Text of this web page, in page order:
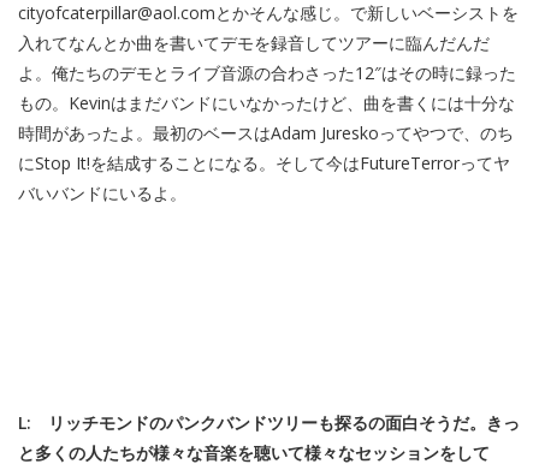
cityofcaterpillar@aol.comとかそんな感じ。で新しいベーシストを
入れてなんとか曲を書いてデモを録音してツアーに臨んだんだ
よ。俺たちのデモとライブ音源の合わさった12″はその時に録った
もの。Kevinはまだバンドにいなかったけど、曲を書くには十分な
時間があったよ。最初のベースはAdam Jureskoってやつで、のち
にStop It!を結成することになる。そして今はFutureTerrorってヤ
バいバンドにいるよ。
L: リッチモンドのパンクバンドツリーも探るの面白そうだ。きっ
と多くの人たちが様々な音楽を聴いて様々なセッションをして